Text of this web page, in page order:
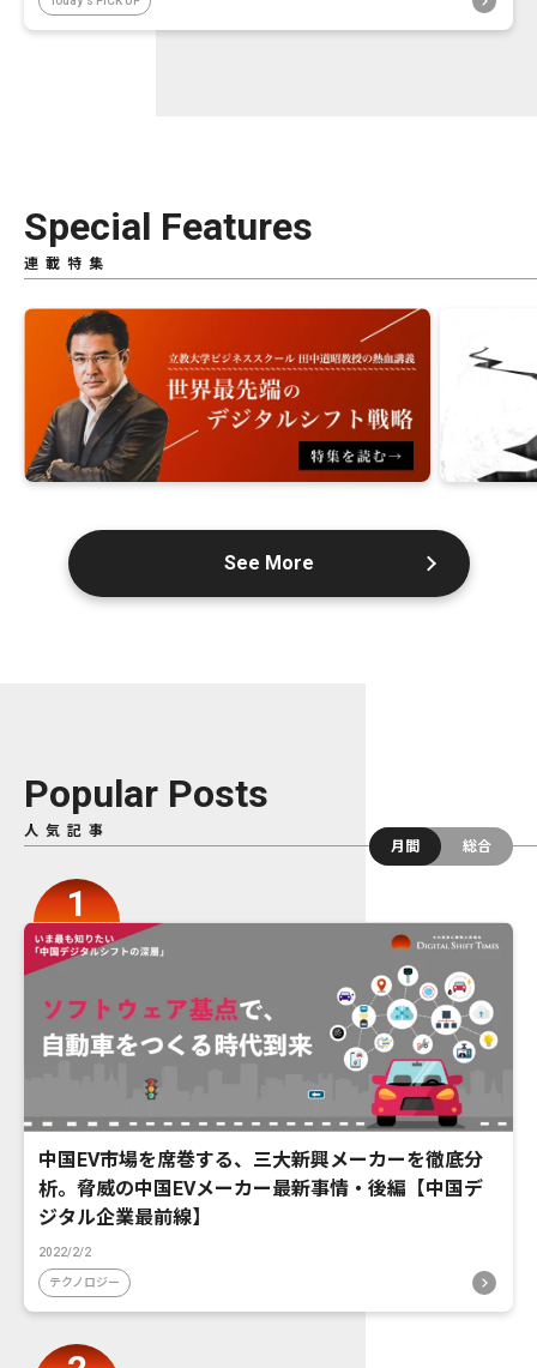
Special Features
連載特集
See More
Popular Posts
人気記事
月間
総合
中国EV市場を席巻する、三大新興メーカーを徹底分
析。脅威の中国EVメーカー最新事情・後編【中国デ
ジタル企業最前線】
2022/2/2
テクノロジー